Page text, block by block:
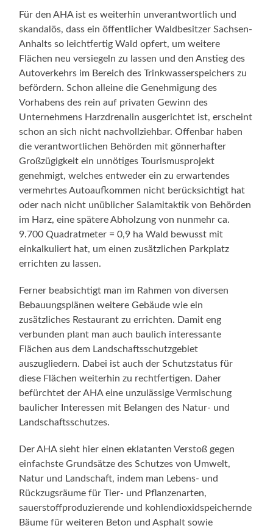
Für den AHA ist es weiterhin unverantwortlich und
skandalös, dass ein öffentlicher Waldbesitzer Sachsen-
Anhalts so leichtfertig Wald opfert, um weitere
Flächen neu versiegeln zu lassen und den Anstieg des
Autoverkehrs im Bereich des Trinkwasserspeichers zu
befördern. Schon alleine die Genehmigung des
Vorhabens des rein auf privaten Gewinn des
Unternehmens Harzdrenalin ausgerichtet ist, erscheint
schon an sich nicht nachvollziehbar. Offenbar haben
die verantwortlichen Behörden mit gönnerhafter
Großzügigkeit ein unnötiges Tourismusprojekt
genehmigt, welches entweder ein zu erwartendes
vermehrtes Autoaufkommen nicht berücksichtigt hat
oder nach nicht unüblicher Salamitaktik von Behörden
im Harz, eine spätere Abholzung von nunmehr ca.
9.700 Quadratmeter = 0,9 ha Wald bewusst mit
einkalkuliert hat, um einen zusätzlichen Parkplatz
errichten zu lassen.
Ferner beabsichtigt man im Rahmen von diversen
Bebauungsplänen weitere Gebäude wie ein
zusätzliches Restaurant zu errichten. Damit eng
verbunden plant man auch baulich interessante
Flächen aus dem Landschaftsschutzgebiet
auszugliedern. Dabei ist auch der Schutzstatus für
diese Flächen weiterhin zu rechtfertigen. Daher
befürchtet der AHA eine unzulässige Vermischung
baulicher Interessen mit Belangen des Natur- und
Landschaftsschutzes.
Der AHA sieht hier einen eklatanten Verstoß gegen
einfachste Grundsätze des Schutzes von Umwelt,
Natur und Landschaft, indem man Lebens- und
Rückzugsräume für Tier- und Pflanzenarten,
sauerstoffproduzierende und kohlendioxidspeichernde
Bäume für weiteren Beton und Asphalt sowie